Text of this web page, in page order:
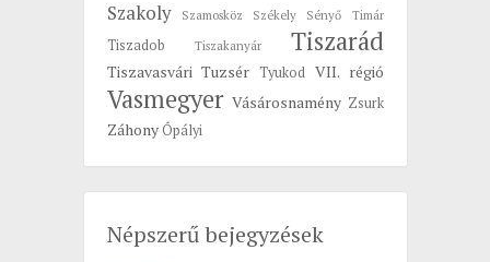
Szakoly Szamosköz Székely Sényő Timár
Tiszadob Tiszakanyár Tiszarád
Tiszavasvári Tuzsér Tyukod VII. régió
Vasmegyer Vásárosnamény Zsurk
Záhony Ópályi
Népszerű bejegyzések